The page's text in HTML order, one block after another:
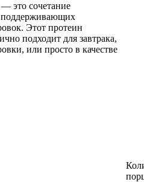
это сочетание
поддерживающих
Этот протеин
подходит для завтрака,
или просто в качестве